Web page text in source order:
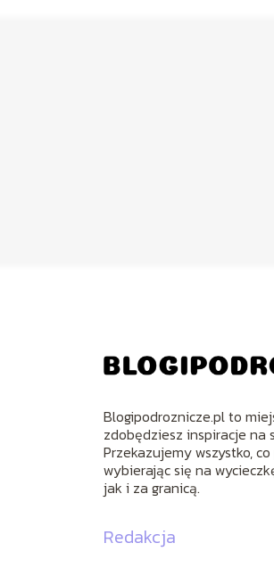
Blogipodroznicze.pl to
zdobędziesz inspiracje na
Przekazujemy wszystko,
wybierając się na
jak i za granicą.
Redakcja